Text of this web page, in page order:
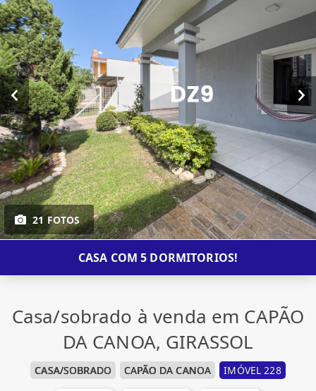
21 FOTOS
CASA COM 5 DORMITORIOS!
Casa/sobrado à venda em CAPÃO
DA CANOA, GIRASSOL
CASA/SOBRADO CAPÃO DA CANOA IMÓVEL 228